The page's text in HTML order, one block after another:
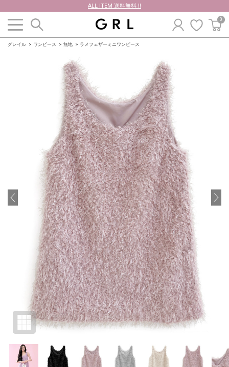
ALL ITEM 送料無料 !!
0
グレイル ワンピース 無地 ラメフェザーミニワンピース